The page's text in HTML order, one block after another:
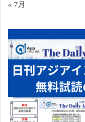
« 7月